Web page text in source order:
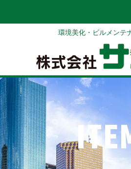
環境美化・ビルメンテ